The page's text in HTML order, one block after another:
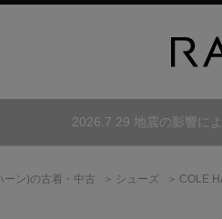
2026.7.29 地震の影響に
ーン)の古着・中古 シューズ COLE